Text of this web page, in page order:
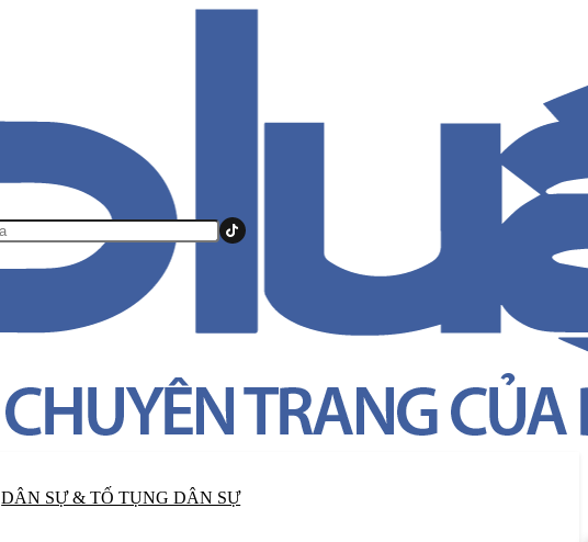
DÂN SỰ & TỐ TỤNG DÂN SỰ